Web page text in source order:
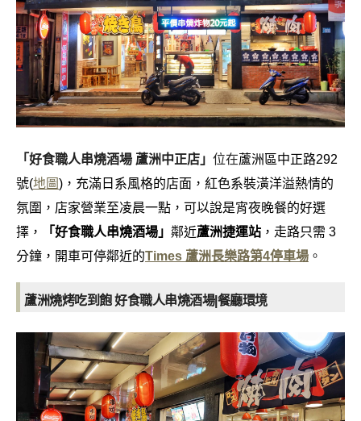
「好食職人串燒酒場 蘆洲中正店」 位在蘆洲區中正路292
號(地圖)，充滿日系風格的店面，紅色系裝潢洋溢熱情的
氛圍，店家營業至凌晨一點，可以說是宵夜晚餐的好選
擇，
「好食職人串燒酒場」 鄰近蘆洲捷運站 ，走路只需 3
分鐘，開車可停鄰近的Times 蘆洲長樂路第4停車場 。
蘆洲燒烤吃到飽 好食職人串燒酒場|餐廳環境